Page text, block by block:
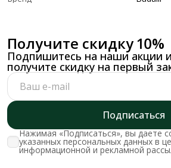
Получите скидку 10%
Подпишитесь на наши акции
получите скидку на первый
Подписаться
Нажимая «Подписаться», вы даете
указанных персональных данных в
информационной и рекламной